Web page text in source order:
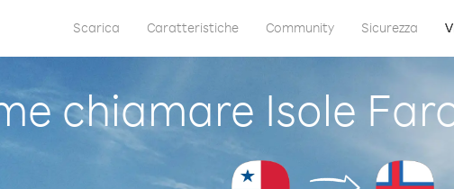
Scarica Caratteristiche Community Sicurezza
chiamare Isole